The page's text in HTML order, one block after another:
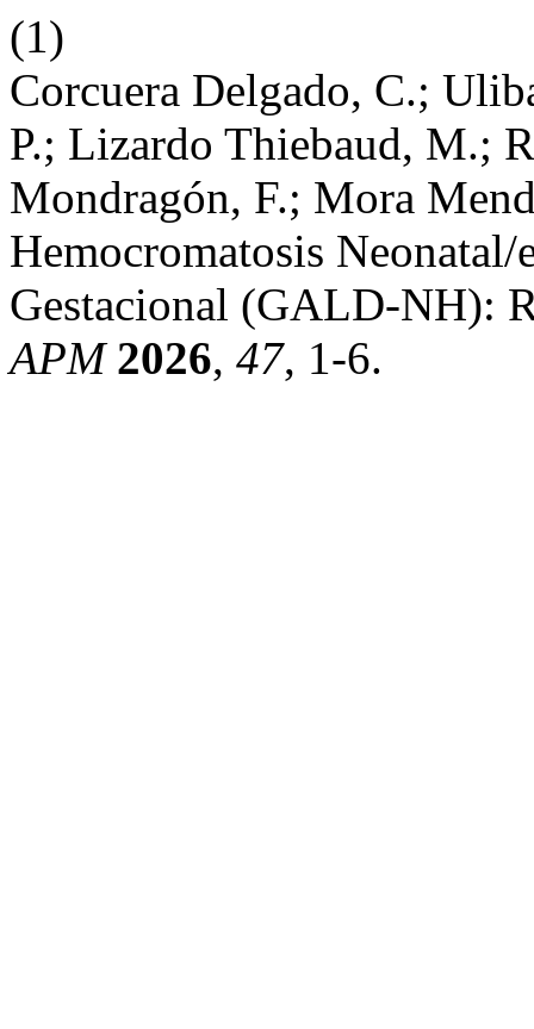
(1)
Corcuera Delgado, C.;
P.; Lizardo Thiebaud, M.;
Mondragón, F.; Mora
Hemocromatosis
Gestacional (GALD-NH):
APM 2026, 47, 1-6.